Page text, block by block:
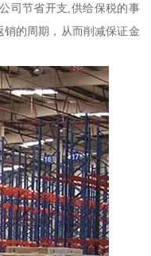
司节省开支,供给保税的事
的周期，从而削减保证金